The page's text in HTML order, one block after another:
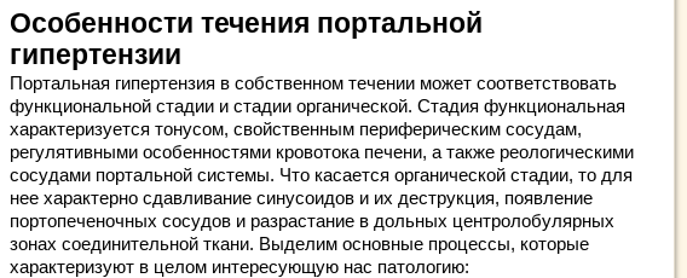
Особенности течения портальной
гипертензии
Портальная гипертензия в собственном течении может соответствовать
функциональной стадии и стадии органической. Стадия функциональная
характеризуется тонусом, свойственным периферическим сосудам,
регулятивными особенностями кровотока печени, а также реологическими
сосудами портальной системы. Что касается органической стадии, то для
нее характерно сдавливание синусоидов и их деструкция, появление
портопеченочных сосудов и разрастание в дольных центролобулярных
зонах соединительной ткани. Выделим основные процессы, которые
характеризуют в целом интересующую нас патологию: